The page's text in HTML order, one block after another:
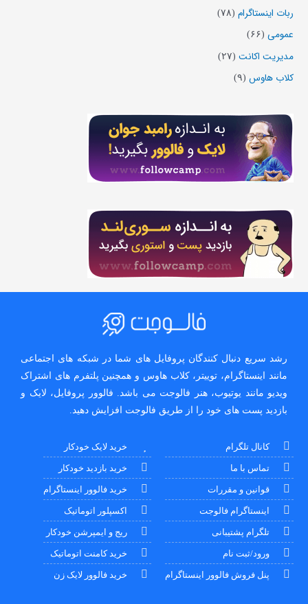
ربات اینستاگرام (۷۸)
عمومی (۶۶)
مدیریت اکانت (۲۷)
کلاب هاوس (۹)
رشد سریع دنبال کنندگان پروفایل های شما در شبکه های اجتماعی
مانند اینستاگرام، توییتر، کلاب هاوس و همچنین پلتفرم های اشتراک
ویدیو مانند یوتیوب، هنر فالوجت می باشد. فالوور پروفایل، لایک و
بازدید پست های خود را از طریق فالوجت افزایش دهید.
کانال تلگرام
تماس با ما
قوانین و مقررات
اینستاگرام فالوجت
تلگرام پشتیبانی
ورود/ثبت نام
پنل فروش فالوور اینستاگرام
خرید لایک خودکار
خرید بازدید خودکار
خرید فالوور اینستاگرام
اکسپلور اتوماتیک
ریج و ایمپرشن خودکار
خرید کامنت اتوماتیک
خرید فالوور لایک زن